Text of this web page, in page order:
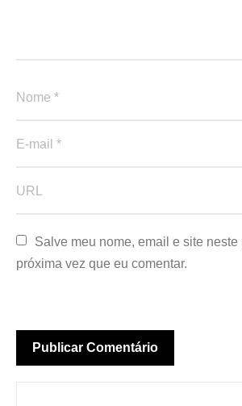
Salve meu nome, email e site
próxima vez que eu comentar.